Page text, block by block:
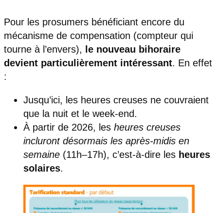
Pour les prosumers bénéficiant encore du
mécanisme de compensation (compteur qui
tourne à l’envers),
le nouveau bihoraire
devient particulièrement intéressant. En effet
:
Jusqu’ici, les heures creuses ne couvraient
que la nuit et le week-end.
À partir de 2026, les heures creuses
incluront désormais les après-midis en
semaine (11h–17h), c’est-à-dire les heures
solaires.